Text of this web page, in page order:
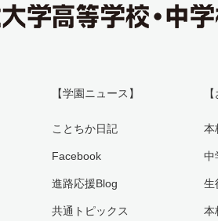
【学園ニュース】
ことちか日記
Facebook
進路応援Blog
共通トピックス
本
中
生
本